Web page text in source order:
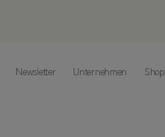
Newsletter Unternehmen Shop